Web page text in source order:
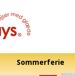
Sommerferie